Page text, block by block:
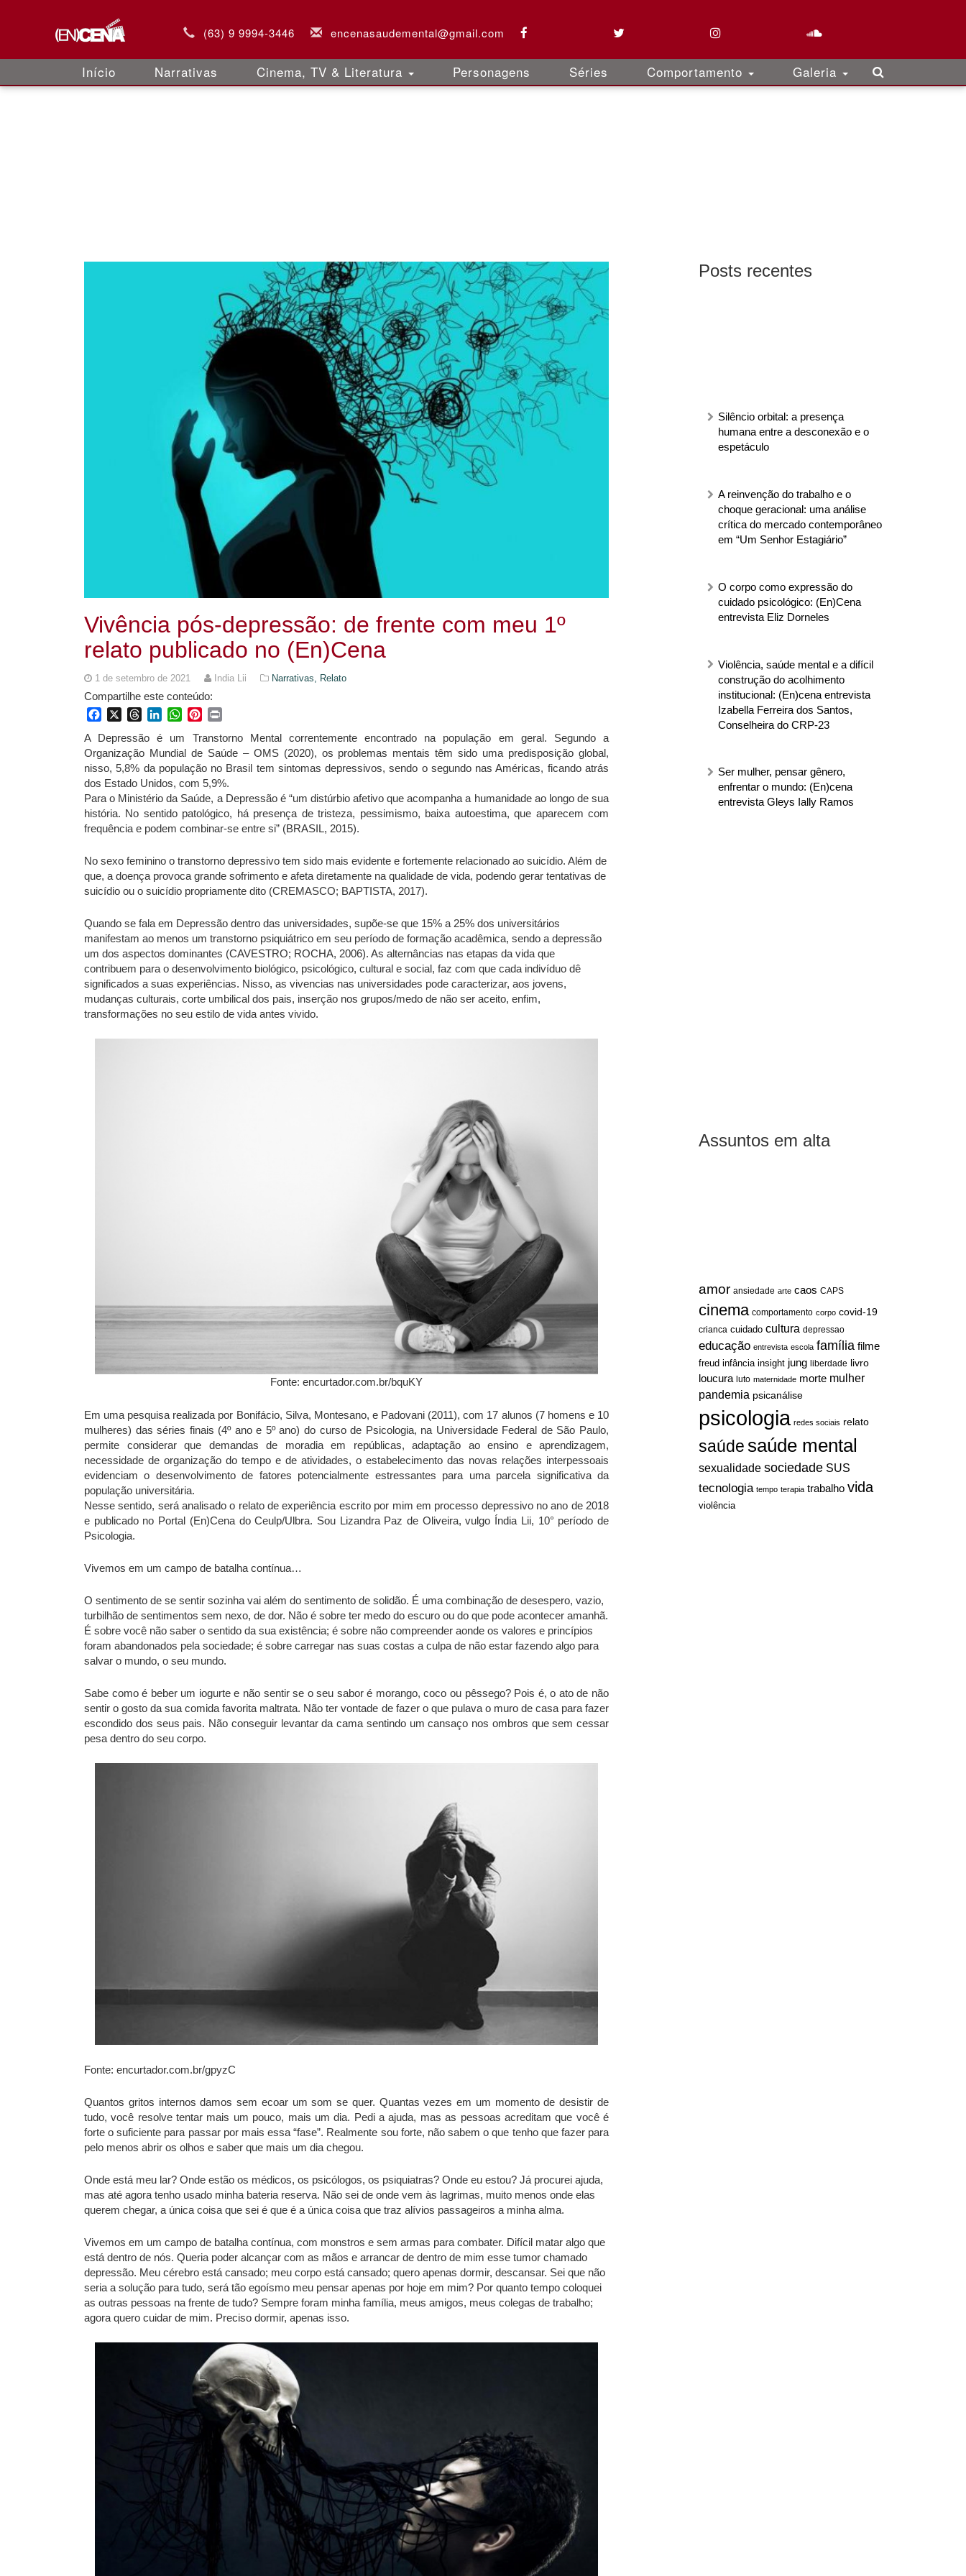
(63) 9 9994-3446 encenasaudemental@gmail.com
Início Narrativas Cinema, TV & Literatura Personagens Séries Comportamento Galeria
Posts recentes
Silêncio orbital: a presença
humana entre a desconexão e o
espetáculo
A reinvenção do trabalho e o
choque geracional: uma análise
crítica do mercado contemporâneo
em “Um Senhor Estagiário”
O corpo como expressão do
cuidado psicológico: (En)Cena
entrevista Eliz Dorneles
Violência, saúde mental e a difícil
construção do acolhimento
institucional: (En)cena entrevista
Izabella Ferreira dos Santos,
Conselheira do CRP-23
Ser mulher, pensar gênero,
enfrentar o mundo: (En)cena
entrevista Gleys Ially Ramos
Assuntos em alta
amor ansiedade arte caos CAPS
cinema comportamento corpo covid-19
crianca cuidado cultura depressao
educação entrevista escola família filme
freud infância insight jung liberdade livro
loucura luto maternidade morte mulher
pandemia psicanálise
psicologia redes sociais relato
saúdesaúde mental
sexualidade sociedade SUS
tecnologia tempo terapia trabalho vida
violência
Vivência pós-depressão: de frente com meu 1º
relato publicado no (En)Cena
1 de setembro de 2021 India Lii Narrativas, Relato
Compartilhe este conteúdo:
FacebookThreadsLinkedInWhatsApp
Pinterest
A Depressão é um Transtorno Mental correntemente encontrado na população em geral. Segundo a
Organização Mundial de Saúde – OMS (2020), os problemas mentais têm sido uma predisposição global,
nisso, 5,8% da população no Brasil tem sintomas depressivos, sendo o segundo nas Américas, ficando atrás
dos Estado Unidos, com 5,9%.
Para o Ministério da Saúde, a Depressão é “um distúrbio afetivo que acompanha a humanidade ao longo de sua
história. No sentido patológico, há presença de tristeza, pessimismo, baixa autoestima, que aparecem com
frequência e podem combinar-se entre si” (BRASIL, 2015).
No sexo feminino o transtorno depressivo tem sido mais evidente e fortemente relacionado ao suicídio. Além de
que, a doença provoca grande sofrimento e afeta diretamente na qualidade de vida, podendo gerar tentativas de
suicídio ou o suicídio propriamente dito (CREMASCO; BAPTISTA, 2017).
Quando se fala em Depressão dentro das universidades, supõe-se que 15% a 25% dos universitários
manifestam ao menos um transtorno psiquiátrico em seu período de formação acadêmica, sendo a depressão
um dos aspectos dominantes (CAVESTRO; ROCHA, 2006). As alternâncias nas etapas da vida que
contribuem para o desenvolvimento biológico, psicológico, cultural e social, faz com que cada indivíduo dê
significados a suas experiências. Nisso, as vivencias nas universidades pode caracterizar, aos jovens,
mudanças culturais, corte umbilical dos pais, inserção nos grupos/medo de não ser aceito, enfim,
transformações no seu estilo de vida antes vivido.
Fonte: encurtador.com.br/bquKY
Em uma pesquisa realizada por Bonifácio, Silva, Montesano, e Padovani (2011), com 17 alunos (7 homens e 10
mulheres) das séries finais (4º ano e 5º ano) do curso de Psicologia, na Universidade Federal de São Paulo,
permite considerar que demandas de moradia em repúblicas, adaptação ao ensino e aprendizagem,
necessidade de organização do tempo e de atividades, o estabelecimento das novas relações interpessoais
evidenciam o desenvolvimento de fatores potencialmente estressantes para uma parcela significativa da
população universitária.
Nesse sentido, será analisado o relato de experiência escrito por mim em processo depressivo no ano de 2018
e publicado no Portal (En)Cena do Ceulp/Ulbra. Sou Lizandra Paz de Oliveira, vulgo Índia Lii, 10° período de
Psicologia.
Vivemos em um campo de batalha contínua…
O sentimento de se sentir sozinha vai além do sentimento de solidão. É uma combinação de desespero, vazio,
turbilhão de sentimentos sem nexo, de dor. Não é sobre ter medo do escuro ou do que pode acontecer amanhã.
É sobre você não saber o sentido da sua existência; é sobre não compreender aonde os valores e princípios
foram abandonados pela sociedade; é sobre carregar nas suas costas a culpa de não estar fazendo algo para
salvar o mundo, o seu mundo.
Sabe como é beber um iogurte e não sentir se o seu sabor é morango, coco ou pêssego? Pois é, o ato de não
sentir o gosto da sua comida favorita maltrata. Não ter vontade de fazer o que pulava o muro de casa para fazer
escondido dos seus pais. Não conseguir levantar da cama sentindo um cansaço nos ombros que sem cessar
pesa dentro do seu corpo.
Fonte: encurtador.com.br/gpyzC
Quantos gritos internos damos sem ecoar um som se quer. Quantas vezes em um momento de desistir de
tudo, você resolve tentar mais um pouco, mais um dia. Pedi a ajuda, mas as pessoas acreditam que você é
forte o suficiente para passar por mais essa “fase”. Realmente sou forte, não sabem o que tenho que fazer para
pelo menos abrir os olhos e saber que mais um dia chegou.
Onde está meu lar? Onde estão os médicos, os psicólogos, os psiquiatras? Onde eu estou? Já procurei ajuda,
mas até agora tenho usado minha bateria reserva. Não sei de onde vem às lagrimas, muito menos onde elas
querem chegar, a única coisa que sei é que é a única coisa que traz alívios passageiros a minha alma.
Vivemos em um campo de batalha contínua, com monstros e sem armas para combater. Difícil matar algo que
está dentro de nós. Queria poder alcançar com as mãos e arrancar de dentro de mim esse tumor chamado
depressão. Meu cérebro está cansado; meu corpo está cansado; quero apenas dormir, descansar. Sei que não
seria a solução para tudo, será tão egoísmo meu pensar apenas por hoje em mim? Por quanto tempo coloquei
as outras pessoas na frente de tudo? Sempre foram minha família, meus amigos, meus colegas de trabalho;
agora quero cuidar de mim. Preciso dormir, apenas isso.